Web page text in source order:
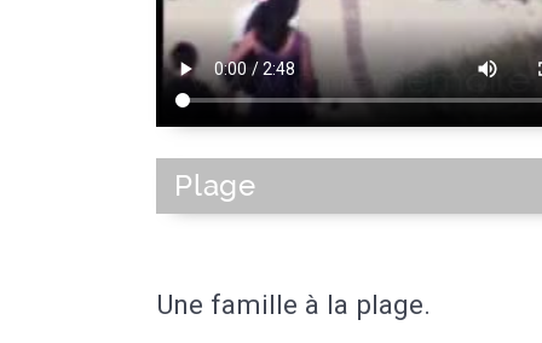
Plage
Une famille à la plage.